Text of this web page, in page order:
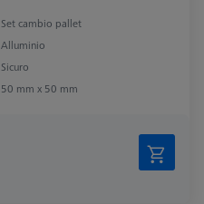
Set cambio pallet
Alluminio
Sicuro
50 mm x 50 mm